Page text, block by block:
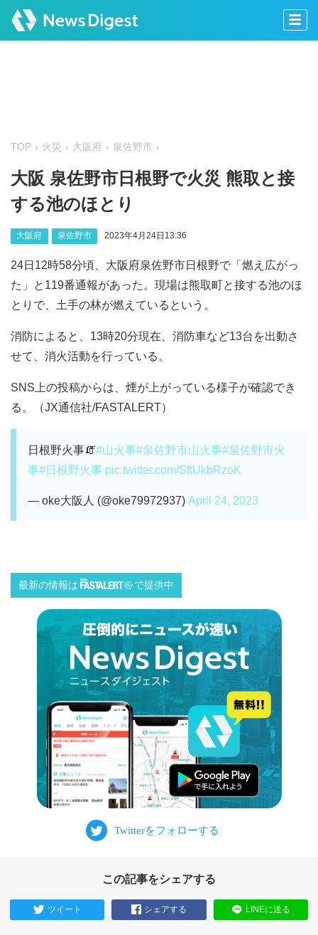
TOP 火災 大阪府 泉佐野市
大阪 泉佐野市日根野で火災 熊取と接
する池のほとり
大阪府 泉佐野市 2023年4月24日13:36
24日12時58分頃、大阪府泉佐野市日根野で「燃え広がっ
た」と119番通報があった。現場は熊取町と接する池のほ
とりで、土手の林が燃えているという。
消防によると、13時20分現在、消防車など13台を出動さ
せて、消火活動を行っている。
SNS上の投稿からは、煙が上がっている様子が確認でき
る。（JX通信社/FASTALERT）
日根野火事🧯#山火事#泉佐野市山火事#泉佐野市火
事#日根野火事 pic.twitter.com/SftUkbRzoK
— oke大阪人 (@oke79972937) April 24, 2023
最新の情報は で提供中
この記事をシェアする
ツイート シェアする LINEに送る